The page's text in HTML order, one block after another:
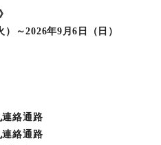
）～2026年9月6日（日）
絡通路
絡通路